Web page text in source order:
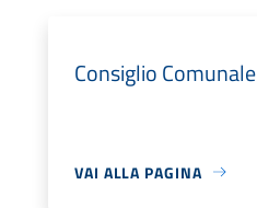
Consiglio Comunale
VAI ALLA PAGINA